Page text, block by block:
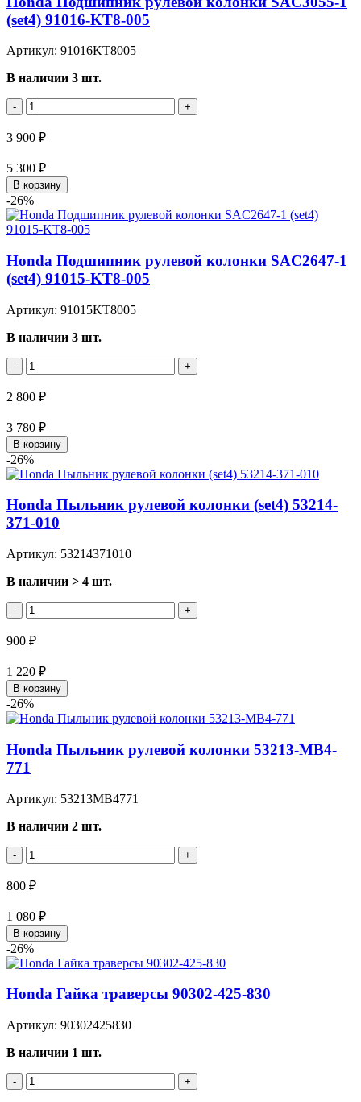
(set4) 91016-KT8-005
Артикул: 91016KT8005
В наличии 3 шт.
- +
3 900 ₽
5 300 ₽
В корзину
-26%
Honda Подшипник рулевой колонки SAC2647-1
(set4) 91015-KT8-005
Артикул: 91015KT8005
В наличии 3 шт.
- +
2 800 ₽
3 780 ₽
В корзину
-26%
Honda Пыльник рулевой колонки (set4) 53214-
371-010
Артикул: 53214371010
В наличии > 4 шт.
- +
900 ₽
1 220 ₽
В корзину
-26%
Honda Пыльник рулевой колонки 53213-MB4-
771
Артикул: 53213MB4771
В наличии 2 шт.
- +
800 ₽
1 080 ₽
В корзину
-26%
Honda Гайка траверсы 90302-425-830
Артикул: 90302425830
В наличии 1 шт.
- +